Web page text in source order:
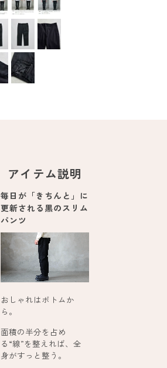
アイテム説明
毎日が「きちんと」に
更新される黒のスリム
パンツ
おしゃれはボトムか
ら。
面積の半分を占め
る“線”を整えれば、全
身がすっと整う。